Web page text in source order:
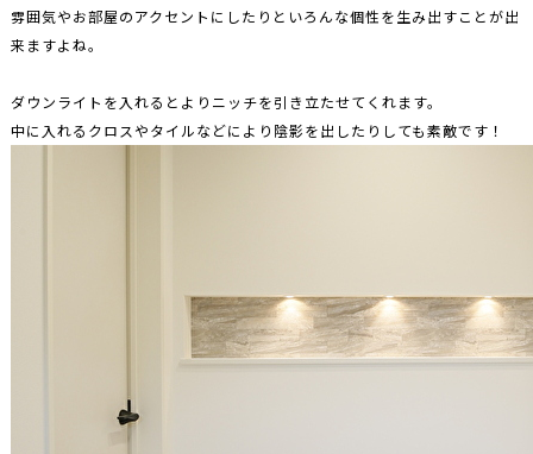
雰囲気やお部屋のアクセントにしたりといろんな個性を生み出すことが出
来ますよね。
ダウンライトを入れるとよりニッチを引き立たせてくれます。
中に入れるクロスやタイルなどにより陰影を出したりしても素敵です！